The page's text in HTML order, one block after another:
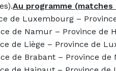
Au programme (matches
de Luxembourg –
de Namur – Province de
de Liège – Province de
de Brabant – Province de